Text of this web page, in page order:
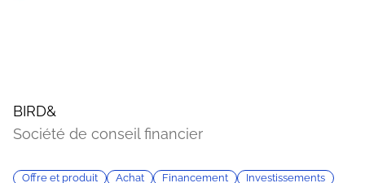
BIRD&
Société de conseil financier
Offre et produit Achat Financement
Investissements